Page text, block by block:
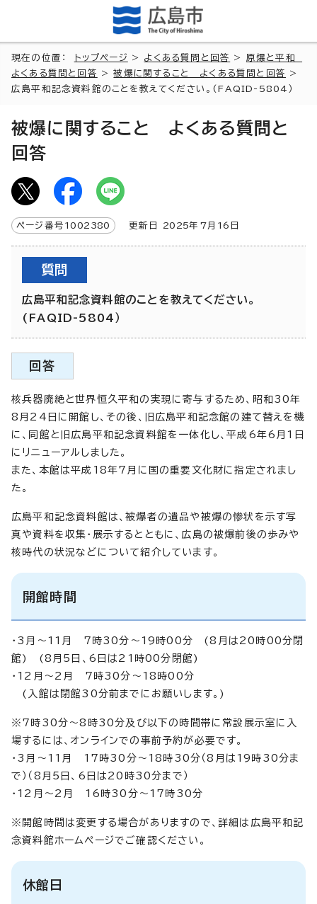
現在の位置： トップページ > よくある質問と回答 > 原爆と平和
よくある質問と回答
>被爆に関すること よくある質問と回答
>
広島平和記念資料館のことを教えてください。(FAQID-5804）
被爆に関すること よくある質問と
回答
ページ番号 1002380 更新日 2025年7月 16 日
質問
広島平和記念資料館のことを教えてください。
(FAQID-5804）
回答
核兵器廃絶と世界恒久平和の実現に寄与するため、昭和30年
8月24日に開館し、その後、旧広島平和記念館の建て替えを機
に、同館と旧広島平和記念資料館を一体化し、平成6年6月1日
にリニューアルしました。
また、本館は平成18年7月に国の重要文化財に指定されまし
た。
広島平和記念資料館は、被爆者の遺品や被爆の惨状を示す写
真や資料を収集・展示するとともに、広島の被爆前後の歩みや
核時代の状況などについて紹介しています。
開館時間
・3月～11月 7時30分～19時00分 (8月は20時00分閉
館) (8月5日、6日は21時00分閉館)
・12月～2月 7時30分～18時00分
(入館は閉館30分前までにお願いします。)
※7時30分～8時30分及び以下の時間帯に常設展示室に入
場するには、オンラインでの事前予約が必要です。
・3月～11月 17時30分～18時30分（8月は19時30分ま
で）（8月5日、6日は20時30分まで）
・12月～2月 16時30分～17時30分
※開館時間は変更する場合がありますので、詳細は広島平和記
念資料館ホームページでご確認ください。
休館日